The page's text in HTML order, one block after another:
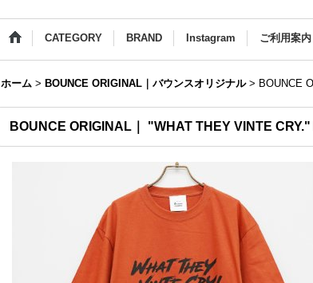
CATEGORY BRAND Instagram ご利用案内
ホーム > BOUNCE ORIGINAL｜バウンスオリジナル > BOUNCE
BOUNCE ORIGINAL｜ "WHAT THEY VINTE